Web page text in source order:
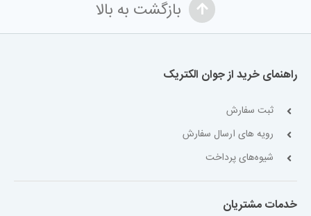
بازگشت به بالا
راهنمای خرید از جوان الکتریک
ثبت سفارش
رویه های ارسال سفارش
شیوه‌های پرداخت
خدمات مشتریان